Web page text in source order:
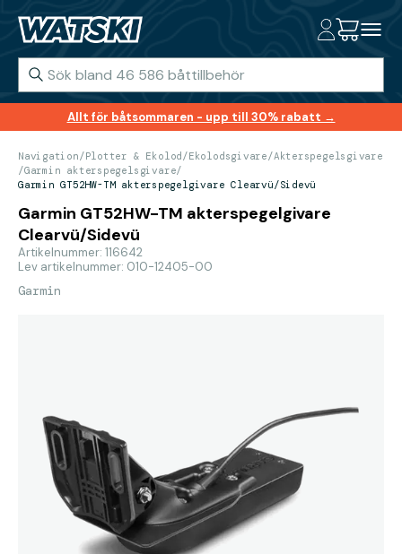
Allt för båtsommaren - upp till 30% rabatt →
Navigation/Plotter & Ekolod /Ekolodsgivare/Akterspegelsgivare
/Garmin akterspegelsgivare/
Garmin GT52HW-TM akterspegelgivare Clearvü/Sidevü
Garmin GT52HW-TM akterspegelgivare
Clearvü/Sidevü
Artikelnummer: 116642
Lev artikelnummer: 010-12405-00
Garmin